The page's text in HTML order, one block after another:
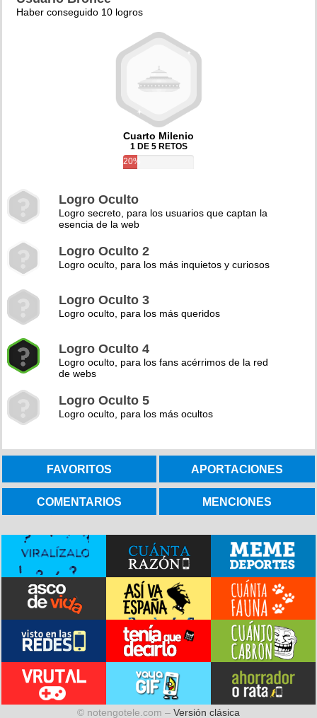
Haber conseguido 10 logros
Cuarto Milenio
1 DE 5 RETOS
20%
Logro Oculto
Logro secreto, para los usuarios que captan la
esencia de la web
Logro Oculto 2
Logro oculto, para los más inquietos y curiosos
Logro Oculto 3
Logro oculto, para los más queridos
Logro Oculto 4
Logro oculto, para los fans acérrimos de la red
de webs
Logro Oculto 5
Logro oculto, para los más ocultos
FAVORITOS APORTACIONES
COMENTARIOS MENCIONES
© notengotele.com – Versión clásica